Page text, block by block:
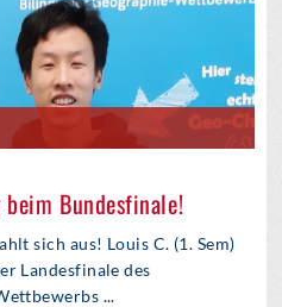
Bundesfinale!
sich aus! Louis C. (1. Sem)
Landesfinale des
...